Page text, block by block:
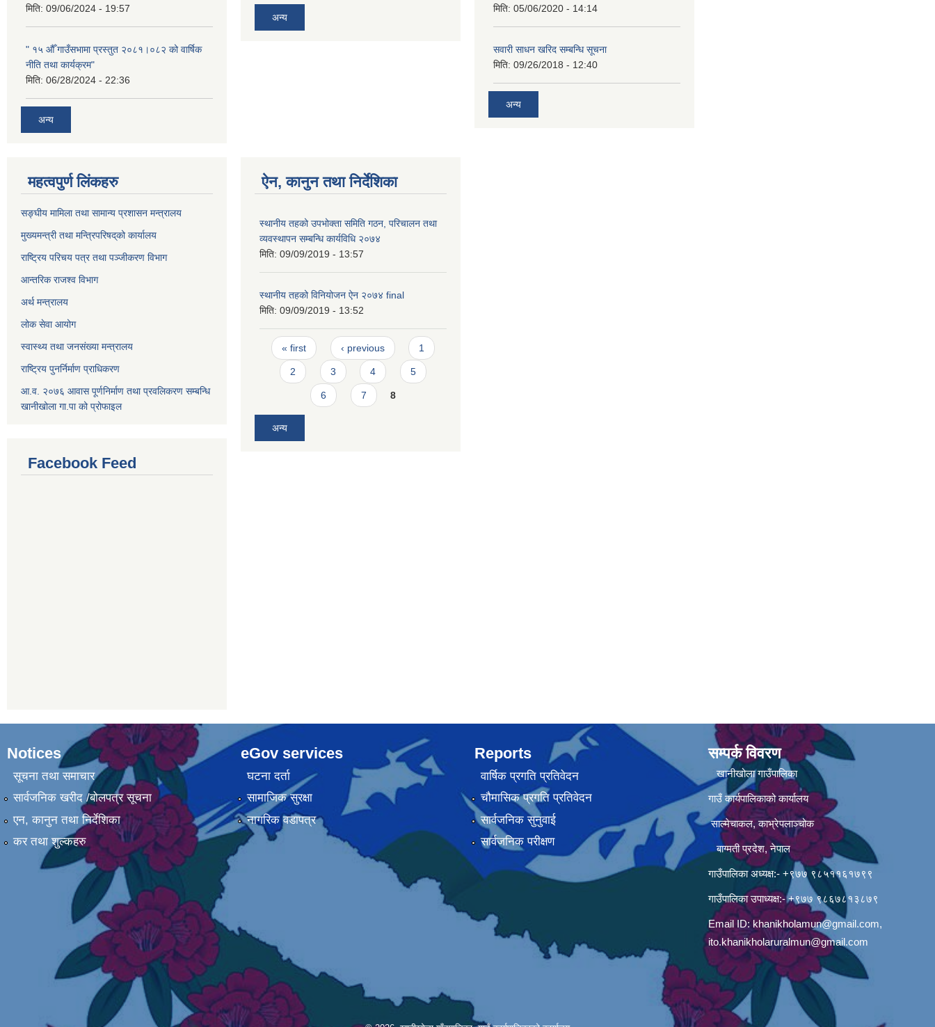
मिति: 09/06/2024 - 19:57
" १५ औँ गाउँसभामा प्रस्तुत २०८१।०८२ को वार्षिक
नीति तथा कार्यक्रम"
मिति: 06/28/2024 - 22:36
अन्य
अन्य
मिति: 05/06/2020 - 14:14
सवारी साधन खरिद सम्बन्धि सूचना
मिति: 09/26/2018 - 12:40
अन्य
महत्वपुर्ण लिंकहरु
सङ्घीय मामिला तथा सामान्य प्रशासन मन्त्रालय
मुख्यमन्त्री तथा मन्त्रिपरिषद्‌को कार्यालय
राष्ट्रिय परिचय पत्र तथा पञ्जीकरण विभाग
आन्तरिक राजश्व विभाग
अर्थ मन्त्रालय
लोक सेवा आयोग
स्वास्थ्य तथा जनसंख्या मन्त्रालय
राष्ट्रिय पुनर्निर्माण प्राधिकरण
आ.व. २०७६ आवास पूर्णनिर्माण तथा प्रवलिकरण सम्बन्धि
खानीखोला गा.पा को प्रोफाइल
Facebook Feed
ऐन, कानुन तथा निर्देशिका
स्थानीय तहको उपभोक्ता समिति गठन, परिचालन तथा
व्यवस्थापन सम्बन्धि कार्यविधि २०७४
मिति: 09/09/2019 - 13:57
स्थानीय तहको विनियोजन ऐन २०७४ final
मिति: 09/09/2019 - 13:52
Pages
« first ‹ previous 1
2 3 4 5
6 7 8
अन्य
Notices
सूचना तथा समाचार
सार्वजनिक खरीद /बोलपत्र सूचना
एन, कानुन तथा निर्देशिका
कर तथा शुल्कहरु
eGov services
घटना दर्ता
सामाजिक सुरक्षा
नागरिक वडापत्र
Reports
वार्षिक प्रगति प्रतिवेदन
चौमासिक प्रगति प्रतिवेदन
सार्वजनिक सुनुवाई
सार्वजनिक परीक्षण
सम्पर्क विवरण
खानीखोला गाउँपालिका
गाउँ कार्यपालिकाको कार्यालय
साल्मेचाकल, काभ्रेपलाञ्चोक
बाग्मती प्रदेश, नेपाल
गाउँपालिका अध्यक्ष:- +९७७ ९८५११६१७९९
गाउँपालिका उपाध्यक्ष:- +९७७ ९८६७८१३८७९
Email ID: khanikholamun@gmail.com,
ito.khanikholaruralmun@gmail.com